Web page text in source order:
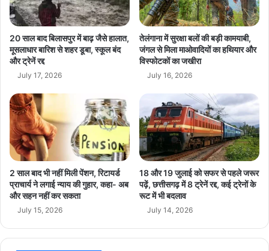
र
ब
ढ़
ता
अ
का
-
डे
न
मा
र्क
त
ना
व
क
री
ब
3
5
की
सं
प
त्ति
फ्री
ज
,
को
र्ट
ख्त
20 साल बाद बिलासपुर में बाढ़ जैसे हालात,
मूसलाधार बारिश से शहर डूबा, स्कूल बंद
और ट्रेनें रद्द
July 17, 2026
तेलंगाना में सुरक्षा बलों की बड़ी कामयाबी,
जंगल से मिला माओवादियों का हथियार और
विस्फोटकों का जखीरा
July 16, 2026
2 साल बाद भी नहीं मिली पेंशन, रिटायर्ड
प्राचार्य ने लगाई न्याय की गुहार, कहा- अब
और सहन नहीं कर सकता
July 15, 2026
18 और 19 जुलाई को सफर से पहले जरूर
पढ़ें, छत्तीसगढ़ में 8 ट्रेनें रद्द, कई ट्रेनों के
रूट में भी बदलाव
July 14, 2026